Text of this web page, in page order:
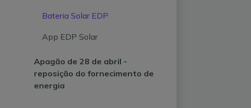
Bateria Solar EDP
App EDP Solar
Apagão de 28 de abril -
reposição do fornecimento de
energia